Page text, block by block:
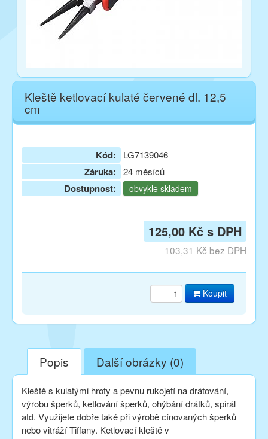
Kleště ketlovací kulaté červené dl. 12,5
cm
Kód: LG7139046
Záruka: 24 měsíců
Dostupnost: obvykle skladem
125,00 Kč s DPH
103,31 Kč bez DPH
Koupit
Popis Další obrázky (0)
Kleště s kulatými hroty a pevnu rukojetí na drátování,
výrobu šperků, ketlování šperků, ohýbání drátků, spirál
atd. Využijete dobře také při výrobě cínovaných šperků
nebo vitráží Tiffany. Ketlovací kleště v